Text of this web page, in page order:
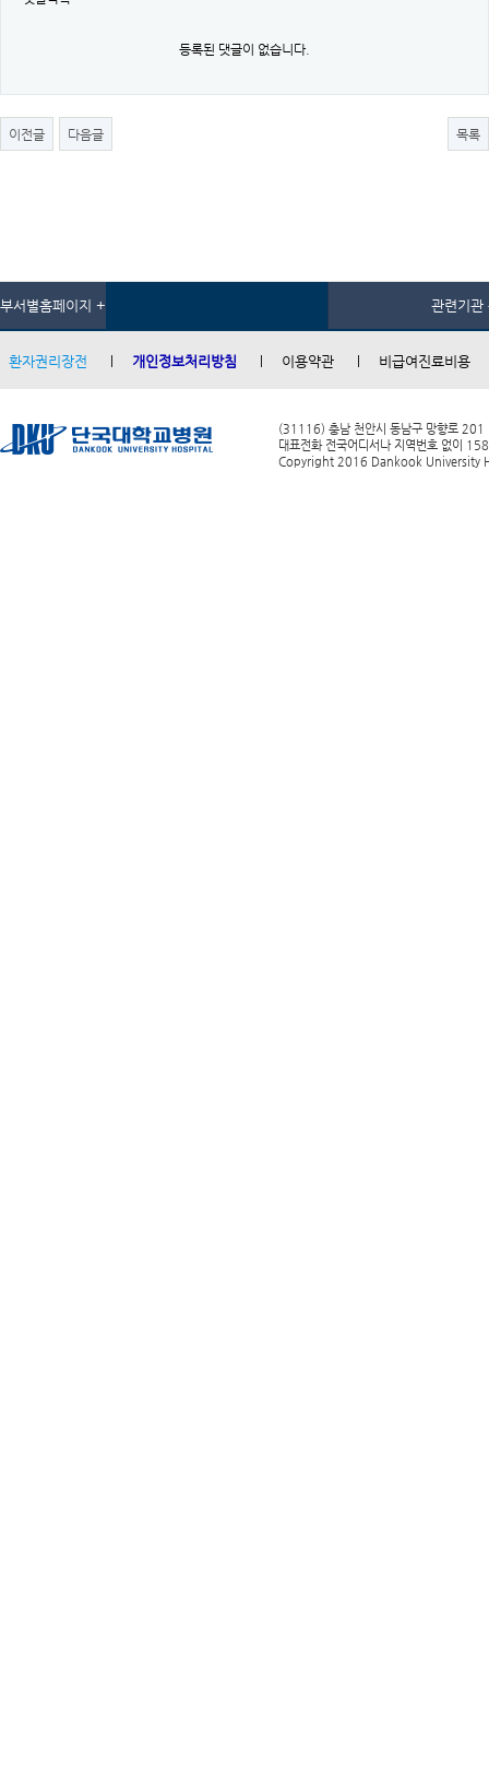
등록된 댓글이 없습니다.
이전글 다음글 목록
부서별홈페이지 + 관련기관
환자권리장전 개인정보처리방침 이용약관 비급여진료비용
(31116) 충남 천안시 동남구 망향로 201
대표전화 전국어디서나 지역번호 없이
Copyright 2016 Dankook University